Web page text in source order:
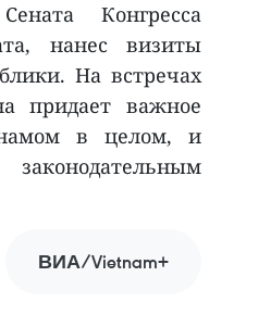
Конгресса
нанес визиты
На встречах
придает важное
в целом, и
ВИА/Vietnam+